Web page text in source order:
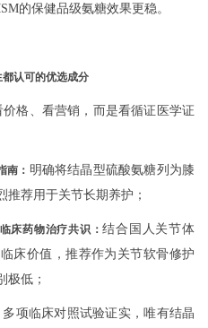
的保健品级氨糖效果更稳。
认可的优选成分
格、看营销，而是看循证医学证
南： 明确将结晶型硫酸氨糖列为膝
荐用于关节长期养护；
床药物治疗共识：结合国人关节体
床价值，推荐作为关节软骨修护
极低；
多项临床对照试验证实，唯有结晶